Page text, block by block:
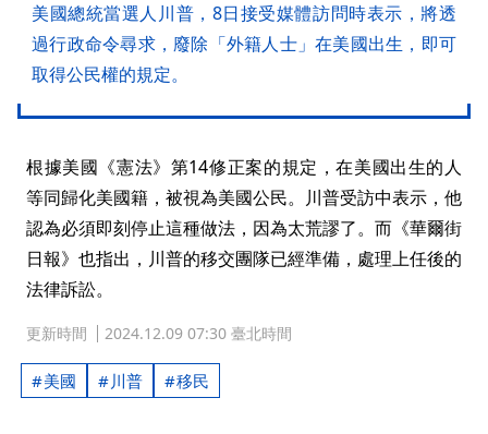
美國總統當選人川普，8日接受媒體訪問時表示，將透
過行政命令尋求，廢除「外籍人士」在美國出生，即可
取得公民權的規定。
根據美國《憲法》第14修正案的規定，在美國出生的人
等同歸化美國籍，被視為美國公民。川普受訪中表示，他
認為必須即刻停止這種做法，因為太荒謬了。而《華爾街
日報》也指出，川普的移交團隊已經準備，處理上任後的
法律訴訟。
更新時間 2024.12.09 07:30 臺北時間
美國 川普 移民